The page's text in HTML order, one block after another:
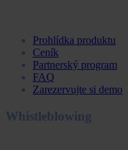
Prohlídka produktu
Ceník
Partnerský program
FAQ
Zarezervujte si demo
Whistleblowing